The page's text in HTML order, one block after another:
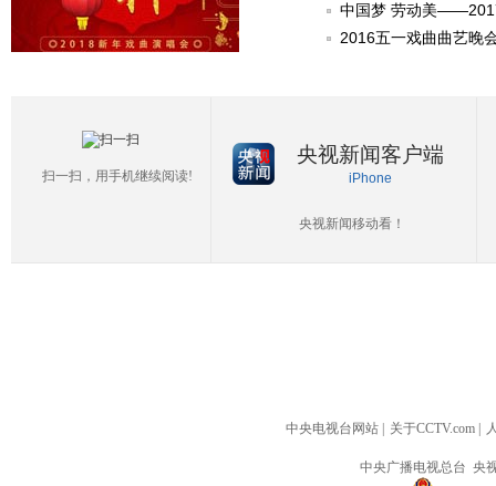
中国梦 劳动美
2016五一戏曲曲艺晚
扫一扫，用手机继续阅读!
央视新闻客户端
iPhone
央视新闻移动看！
中央电视台网站 关于CCTV.com
中央广播电视总台 央